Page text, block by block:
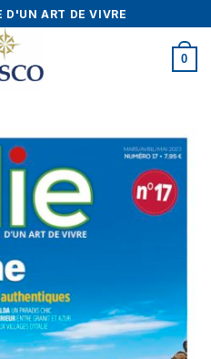
D'UN ART DE VIVRE
0